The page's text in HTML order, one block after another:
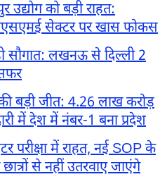
को बड़ी राहत:
सेक्टर पर खास फोकस
सौगात: लखनऊ से दिल्ली 2
बड़ी जीत: 4.26 लाख करोड़
में देश में नंबर-1 बना प्रदेश
परीक्षा में राहत, नई SOP के
से नहीं उतरवाए जाएंगे